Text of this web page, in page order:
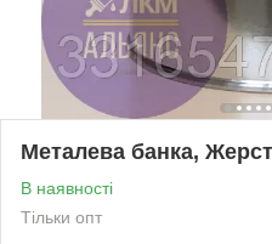
Металева банка,
В наявності
Тільки опт